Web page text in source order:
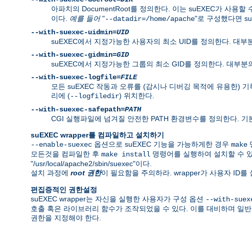
아파치의 DocumentRoot를 정의한다. 이는 suEXEC가 사용
이다. 예를 들어"--datadir=/home/apache"로 구성했다면
--with-suexec-uidmin=UID
suEXEC에서 지정가능한 사용자의 최소 UID를 정의한다. 대
--with-suexec-gidmin=GID
suEXEC에서 지정가능한 그룹의 최소 GID를 정의한다. 대부
--with-suexec-logfile=FILE
모든 suEXEC 작동과 오류를 (감시나 디버깅 목적에 유용한)
리에 (--logfiledir) 위치한다.
--with-suexec-safepath=PATH
CGI 실행파일에 넘겨질 안전한 PATH 환경변수를 정의한다.
suEXEC wrapper를 컴파일하고 설치하기
--enable-suexec 옵션으로 suEXEC 기능을 가능하게한 경우 make
모든것을 컴파일한 후 make install 명령어를 실행하여 설치할 수
"/usr/local/apache2/sbin/suexec"이다.
설치 과정에 root 권한이 필요함을 주의하라. wrapper가 사용자 ID를
편집증적인 권한설정
suEXEC wrapper는 자신을 실행한 사용자가 구성 옵션 --with-
호출 혹은 라이브러리 함수가 조작되었을 수 있다. 이를 대비하며 일
권한을 지정해야 한다.